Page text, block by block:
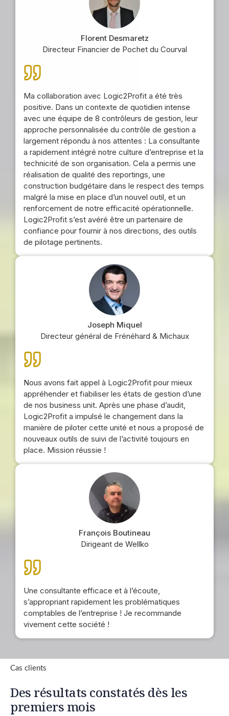
Florent Desmaretz
Directeur Financier de Pochet du Courval
Ma collaboration avec Logic2Profit a été très
positive. Dans un contexte de quotidien intense
avec une équipe de 8 contrôleurs de gestion, leur
approche personnalisée du contrôle de gestion a
largement répondu à nos attentes : La consultante
a rapidement intégré notre culture d’entreprise et la
technicité de son organisation. Cela a permis une
réalisation de qualité des reportings, une
construction budgétaire dans le respect des temps
malgré la mise en place d’un nouvel outil, et un
renforcement de notre efficacité opérationnelle.
Logic2Profit s’est avéré être un partenaire de
confiance pour fournir à nos directions, des outils
de pilotage pertinents.
Joseph Miquel
Directeur général de Frénéhard & Michaux
Nous avons fait appel à Logic2Profit pour mieux
appréhender et fiabiliser les états de gestion d’une
de nos business unit. Après une phase d’audit,
Logic2Profit a impulsé le changement dans la
manière de piloter cette unité et nous a proposé de
nouveaux outils de suivi de l’activité toujours en
place. Mission réussie !
François Boutineau
Dirigeant de Wellko
Une consultante efficace et à l’écoute,
s’appropriant rapidement les problématiques
comptables de l’entreprise ! Je recommande
vivement cette société !
Cas clients
Des résultats constatés dès les
premiers mois